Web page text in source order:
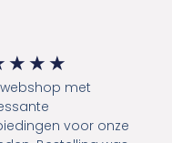
★ ★ ★
webshop met
voor onze